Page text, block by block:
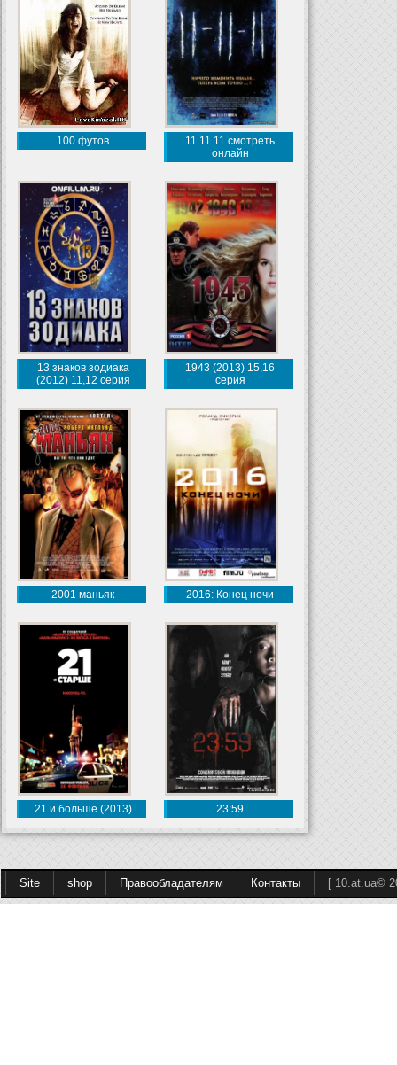
100 футов
11 11 11 смотреть
онлайн
13 знаков зодиака
(2012) 11,12 серия
1943 (2013) 15,16
серия
2001 маньяк 2016: Конец ночи
21 и больше (2013) 23:59
Site shop Правообладателям Контакты [ 10.at.ua©